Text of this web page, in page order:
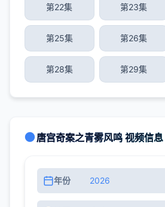
第22集 第23集
第25集 第26集
第28集 第29集
唐宫奇案之青雾风鸣 视频信息
年份 2026